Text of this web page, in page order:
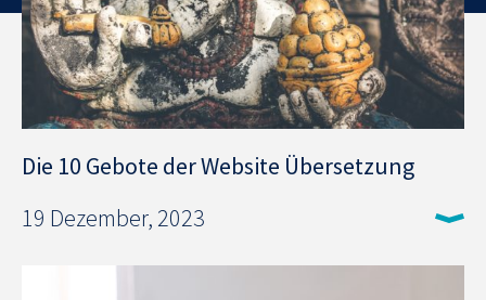
Die 10 Gebote der Website Übersetzung
19 Dezember, 2023